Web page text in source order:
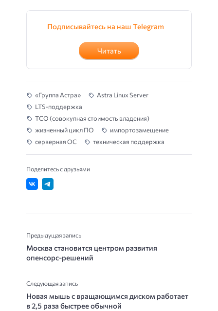
Подписывайтесь на наш Telegram
Читать
«Группа Астра»
Astra Linux Server
LTS-поддержка
TCO (совокупная стоимость владения)
жизненный цикл ПО
импортозамещение
серверная ОС
техническая поддержка
Поделитесь с друзьями
Предыдущая запись
Москва становится центром развития
опенсорс-решений
Следующая запись
Новая мышь с вращающимся диском работает
в 2,5 раза быстрее обычной